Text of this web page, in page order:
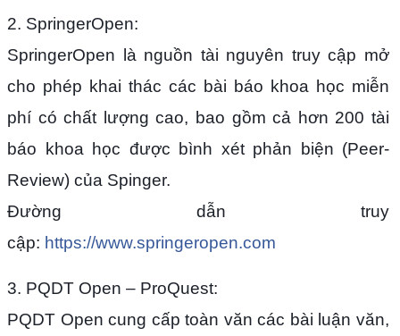
2. SpringerOpen:
SpringerOpen là nguồn tài nguyên truy cập mở
cho phép khai thác các bài báo khoa học miễn
phí có chất lượng cao, bao gồm cả hơn 200 tài
báo khoa học được bình xét phản biện (Peer-
Review) của Spinger.
Đường dẫn truy
cập: https://www.springeropen.com
3. PQDT Open – ProQuest:
PQDT Open cung cấp toàn văn các bài luận văn,